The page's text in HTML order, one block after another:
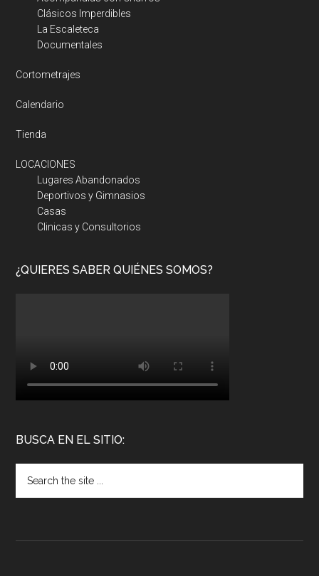
Clásicos Imperdibles
La Escaleteca
Documentales
Cortometrajes
Calendario
Tienda
LOCACIONES
Lugares Abandonados
Deportivos y Gimnasios
Casas
Clinicas y Consultorios
¿QUIERES SABER QUIÉNES SOMOS?
BUSCA EN EL SITIO: